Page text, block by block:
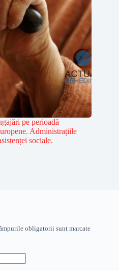
pe perioadă
Administrațiile
sociale.
obligatorii sunt marcate